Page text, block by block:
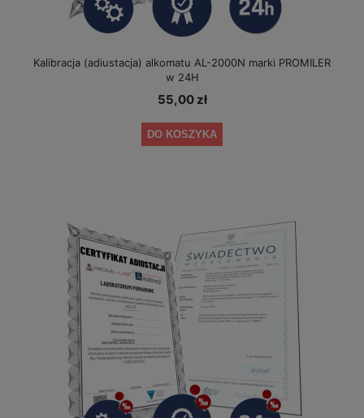
Kalibracja (adiustacja) alkomatu AL-2000N marki PROMILER
w 24H
55,00 zł
DO KOSZYKA